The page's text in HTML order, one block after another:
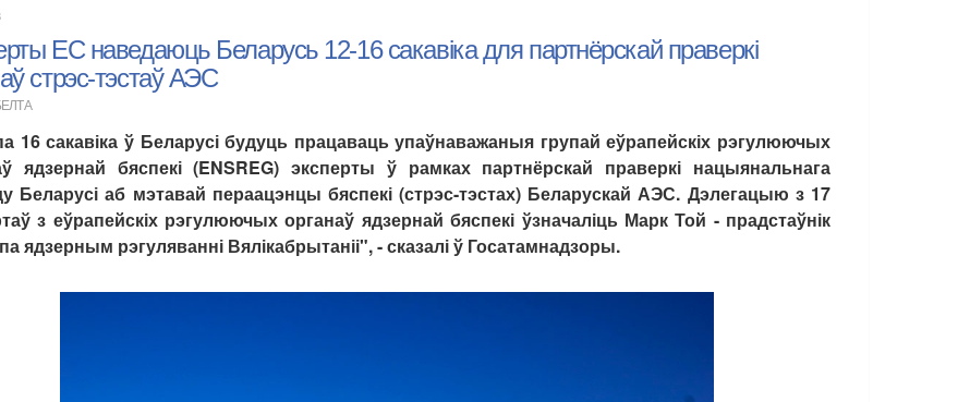
ЕС наведаюць Беларусь 12-16 сакавіка для партнёрскай праверкі
стрэс-тэстаў АЭС
16 сакавіка ў Беларусі будуць працаваць упаўнаважаныя групай еўрапейскіх рэгулюючых
ядзернай бяспекі (ENSREG) эксперты ў рамках партнёрскай праверкі нацыянальнага
Беларусі аб мэтавай пераацэнцы бяспекі (стрэс-тэстах) Беларускай АЭС. Дэлегацыю з 17
з еўрапейскіх рэгулюючых органаў ядзернай бяспекі ўзначаліць Марк Той - прадстаўнік
ядзерным рэгуляванні Вялікабрытаніі", - сказалі ў Госатамнадзоры.